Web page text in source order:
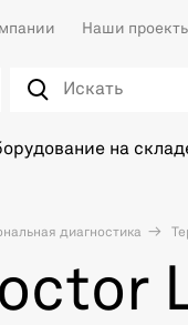
Наши
на
диагностика